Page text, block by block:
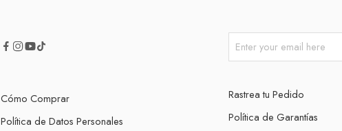
Cómo Comprar
Política de Datos Personales
Rastrea tu Pedido
Política de Garantías